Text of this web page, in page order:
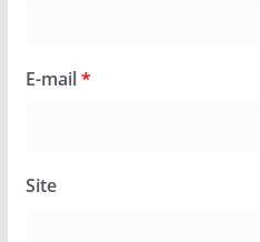
E-mail*
Site